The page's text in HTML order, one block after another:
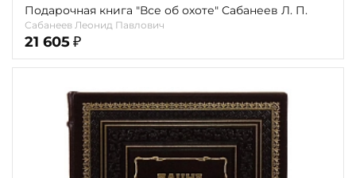
Подарочная книга "Все об охоте" Сабанеев Л. П.
Сабанеев Леонид Павлович
21 605 ₽